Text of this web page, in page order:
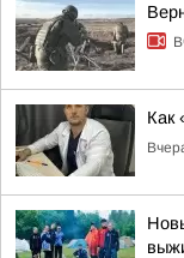
Как